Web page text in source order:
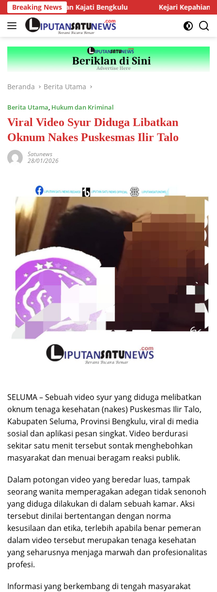
Langsung
ke
konten
Breaking News
dengan Kajati Bengkulu Kejari Kepahiang
Beranda Berita Utama
Berita Utama, Hukum dan Kriminal
Viral Video Syur Diduga Libatkan
Oknum Nakes Puskesmas Ilir Talo
Satunews
28/01/2026
SELUMA – Sebuah video syur yang diduga melibatkan
oknum tenaga kesehatan (nakes) Puskesmas Ilir Talo,
Kabupaten Seluma, Provinsi Bengkulu, viral di media
sosial dan aplikasi pesan singkat. Video berdurasi
sekitar satu menit tersebut sontak menghebohkan
masyarakat dan menuai beragam reaksi publik.
Dalam potongan video yang beredar luas, tampak
seorang wanita memperagakan adegan tidak senonoh
yang diduga dilakukan di dalam sebuah kamar. Aksi
tersebut dinilai bertentangan dengan norma
kesusilaan dan etika, terlebih apabila benar pemeran
dalam video tersebut merupakan tenaga kesehatan
yang seharusnya menjaga marwah dan profesionalitas
profesi.
Informasi yang berkembang di tengah masyarakat